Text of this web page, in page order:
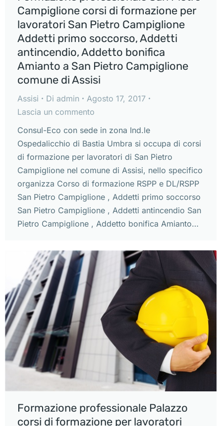
Campiglione corsi di formazione per
lavoratori San Pietro Campiglione
Addetti primo soccorso, Addetti
antincendio, Addetto bonifica
Amianto a San Pietro Campiglione
comune di Assisi
Assisi Di admin
Agosto 17, 2017
Lascia un commento
Consul-Eco con sede in zona Ind.le
Ospedalicchio di Bastia Umbra si occupa di corsi
di formazione per lavoratori di San Pietro
Campiglione nel comune di Assisi, nello specifico
organizza Corso di formazione RSPP e DL/RSPP
San Pietro Campiglione , Addetti primo soccorso
San Pietro Campiglione , Addetti antincendio San
Pietro Campiglione , Addetto bonifica Amianto…
Formazione professionale Palazzo
corsi di formazione per lavoratori